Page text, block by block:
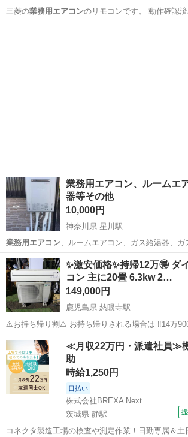
三菱の業務用エアコンのリモコンです。 動作確認
業務用エアコン、ルームエ
器等その他
10,000円
神奈川県 星川駅
業務用エアコン、ルームエアコン、ガス給湯器、
神奈川 横浜市 星川駅 季節、空調家電
✨激安価格✨持帰12万🉐 ダ
コン 主に20畳 6.3kw 2…
149,000円
鹿児島県 慈眼寺駅
⚠️お持ち帰り割⚠️ お持ち帰りされる場合は ‼️14万
お値下げ可能です‼️ 2021年製ダイキンでこの価格は超大特価です🉐 ⭕
一方向(天吊)2025年製 東芝1台在庫ございます✨ ⭕
鹿児島 鹿児島市 慈眼寺駅 季節、空調家
≪月収22万円・派遣社員≫
助
時給1,250円
日払い
株式会社BREXA Next
茨城県 静駅
コネクタ製造工場の検査や測定作業！日勤専属＆土